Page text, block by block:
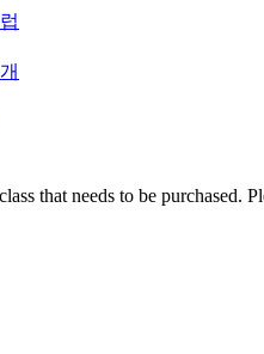
that needs to be purchased.